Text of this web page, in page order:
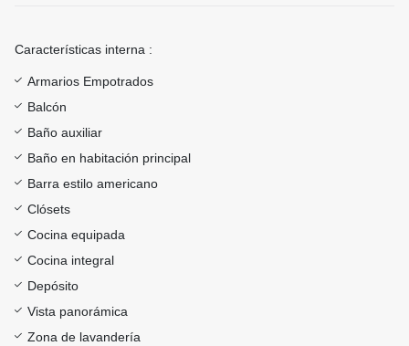
Características interna :
Armarios Empotrados
Balcón
Baño auxiliar
Baño en habitación principal
Barra estilo americano
Clósets
Cocina equipada
Cocina integral
Depósito
Vista panorámica
Zona de lavandería